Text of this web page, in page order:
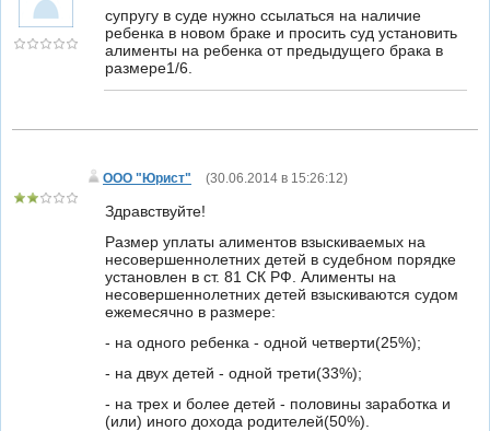
супругу в суде нужно ссылаться на наличие
ребенка в новом браке и просить суд установить
алименты на ребенка от предыдущего брака в
размере1/6.
ООО "Юрист" (30.06.2014 в 15:26:12)
Здравствуйте!
Размер уплаты алиментов взыскиваемых на
несовершеннолетних детей в судебном порядке
установлен в ст. 81 СК РФ. Алименты на
несовершеннолетних детей взыскиваются судом
ежемесячно в размере:
- на одного ребенка - одной четверти(25%);
- на двух детей - одной трети(33%);
- на трех и более детей - половины заработка и
(или) иного дохода родителей(50%).